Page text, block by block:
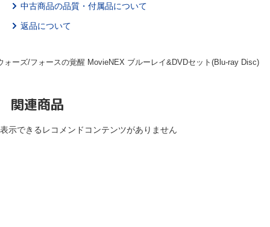
中古商品の品質・付属品について
返品について
ォーズ/フォースの覚醒 MovieNEX ブルーレイ&DVDセット(Blu-ray Disc)
関連商品
表示できるレコメンドコンテンツがありません